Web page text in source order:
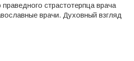
страстотерпца врача
врачи. Духовный взгляд